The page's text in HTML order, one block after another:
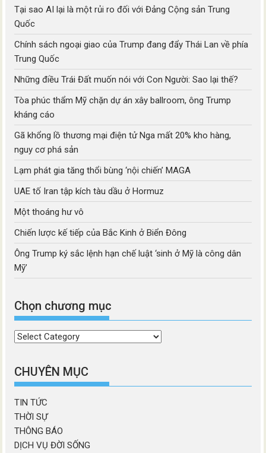
Tại sao AI lại là một rủi ro đối với Đảng Cộng sản Trung
Quốc
Chính sách ngoại giao của Trump đang đẩy Thái Lan về phía
Trung Quốc
Những điều Trái Đất muốn nói với Con Người: Sao lại thế?
Tòa phúc thẩm Mỹ chặn dự án xây ballroom, ông Trump
kháng cáo
Gã khổng lồ thương mại điện tử Nga mất 20% kho hàng,
nguy cơ phá sản
Lạm phát gia tăng thổi bùng ‘nội chiến’ MAGA
UAE tố Iran tập kích tàu dầu ở Hormuz
Một thoáng hư vô
Chiến lược kế tiếp của Bắc Kinh ở Biển Đông
Ông Trump ký sắc lệnh hạn chế luật ‘sinh ở Mỹ là công dân
Mỹ’
Chọn chương mục
Chọn
mục
CHUYÊN MỤC
TIN TỨC
THỜI SỰ
THÔNG BÁO
DỊCH VỤ ĐỜI SỐNG